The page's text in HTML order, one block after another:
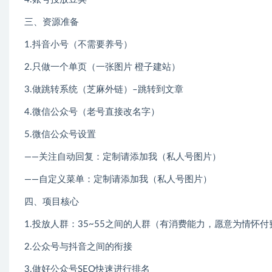
三、资源准备
1.抖音小号（不需要养号）
2.只做一个单页（一张图片 橙子建站）
3.做跳转系统（芝麻外链）–跳转到文章
4.微信公众号（老号直接改名字）
5.微信公众号设置
——关注自动回复：定制请添加我（私人号图片）
——自定义菜单：定制请添加我（私人号图片）
四、项目核心
1.投放人群：35~55之间的人群（有消费能力，愿意为情怀付
2.公众号与抖音之间的衔接
3.做好公众号SEO快速进行排名